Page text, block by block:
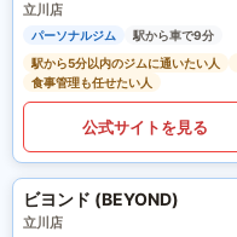
立川店
パーソナルジム
駅から車で9分
駅から5分以内のジムに通いたい人
食事管理も任せたい人
公式サイトを見る
ビヨンド (BEYOND)
立川店